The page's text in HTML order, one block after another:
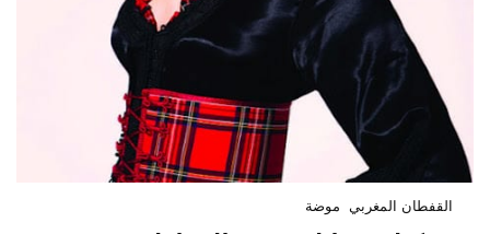
القفطان المغربي موضة